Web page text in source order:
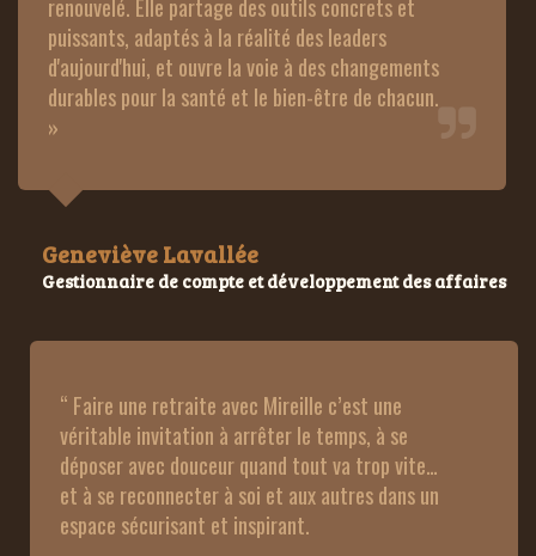
renouvelé. Elle partage des outils concrets et
puissants, adaptés à la réalité des leaders
d'aujourd'hui, et ouvre la voie à des changements
durables pour la santé et le bien-être de chacun.
»
Geneviève Lavallée
Gestionnaire de compte et développement des affaires
“ Faire une retraite avec Mireille c’est une
véritable invitation à arrêter le temps, à se
déposer avec douceur quand tout va trop vite…
et à se reconnecter à soi et aux autres dans un
espace sécurisant et inspirant.